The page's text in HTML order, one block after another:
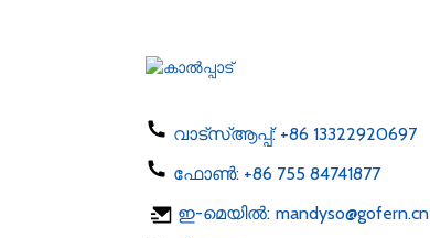
ടൈപ്പ് C USB ac 100-24...
LED സ്ട്രിപ്പ് 6v 12v 24v AC
100-240V DC 1...
വാട്സ്ആപ്പ്: +86 13322920697
ഫോൺ: +86 755 84741877
ഇ-മെയിൽ: mandyso@gofern.cn